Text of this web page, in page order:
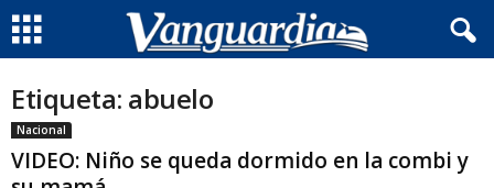
Etiqueta: abuelo
Nacional
VIDEO: Niño se queda dormido en la combi y